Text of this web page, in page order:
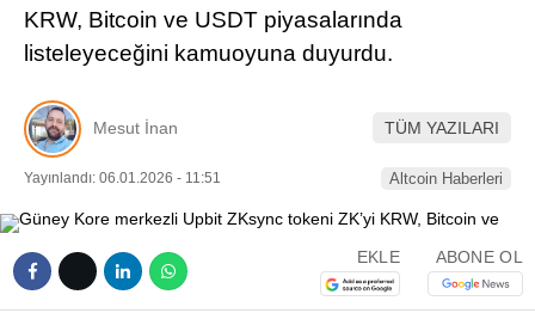
LinkedIn
KRW, Bitcoin ve USDT piyasalarında
listeleyeceğini kamuoyuna duyurdu.
Mesut İnan TÜM YAZILARI
Yayınlandı: 06.01.2026 - 11:51 Altcoin Haberleri
EKLE ABONE OL